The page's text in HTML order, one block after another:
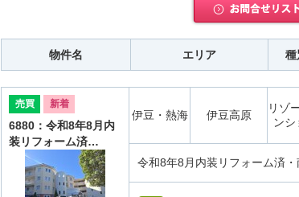
物件名 エリア 種
売買 新着
6880：令和8年8月内
装リフォーム済…
伊豆・熱海 伊豆高原
リゾ
ンシ
令和8年8月内装リフォーム済